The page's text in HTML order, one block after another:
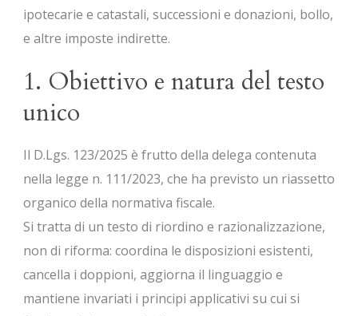
ipotecarie e catastali, successioni e donazioni, bollo,
e altre imposte indirette.
1. Obiettivo e natura del testo
unico
Il D.Lgs. 123/2025 è frutto della delega contenuta
nella legge n. 111/2023, che ha previsto un riassetto
organico della normativa fiscale.
Si tratta di un testo di riordino e razionalizzazione,
non di riforma: coordina le disposizioni esistenti,
cancella i doppioni, aggiorna il linguaggio e
mantiene invariati i principi applicativi su cui si